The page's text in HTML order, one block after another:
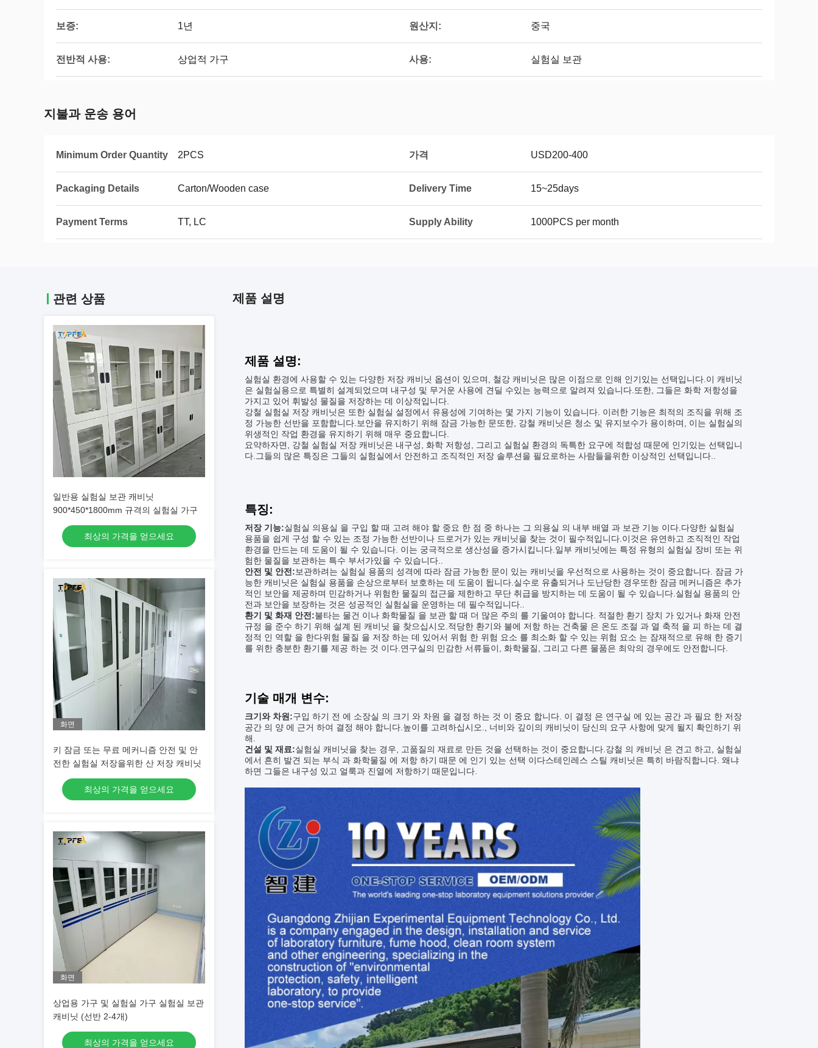
보증: 1년 원산지: 중국
전반적 사용: 상업적 가구 사용: 실험실 보관
지불과 운송 용어
Minimum Order Quantity 2PCS 가격 USD200-400
Packaging Details Carton/Wooden case Delivery Time 15~25days
Payment Terms TT, LC Supply Ability 1000PCS per month
관련 상품
일반용 실험실 보관 캐비닛
900*450*1800mm 규격의 실험실 가구
최상의 가격을 얻으세요
화면
키 잠금 또는 무료 메커니즘 안전 및 안
전한 실험실 저장을위한 산 저장 캐비닛
최상의 가격을 얻으세요
화면
상업용 가구 및 실험실 가구 실험실 보관
캐비닛 (선반 2-4개)
최상의 가격을 얻으세요
제품 설명
제품 설명:
실험실 환경에 사용할 수 있는 다양한 저장 캐비닛 옵션이 있으며, 철강 캐비닛은 많은 이점으로 인해 인기있는 선택입니다.이 캐비닛
은 실험실용으로 특별히 설계되었으며 내구성 및 무거운 사용에 견딜 수있는 능력으로 알려져 있습니다.또한, 그들은 화학 저항성을
가지고 있어 휘발성 물질을 저장하는 데 이상적입니다.
강철 실험실 저장 캐비닛은 또한 실험실 설정에서 유용성에 기여하는 몇 가지 기능이 있습니다. 이러한 기능은 최적의 조직을 위해 조
정 가능한 선반을 포함합니다.보안을 유지하기 위해 잠금 가능한 문또한, 강철 캐비닛은 청소 및 유지보수가 용이하며, 이는 실험실의
위생적인 작업 환경을 유지하기 위해 매우 중요합니다.
요약하자면, 강철 실험실 저장 캐비닛은 내구성, 화학 저항성, 그리고 실험실 환경의 독특한 요구에 적합성 때문에 인기있는 선택입니
다.그들의 많은 특징은 그들의 실험실에서 안전하고 조직적인 저장 솔루션을 필요로하는 사람들을위한 이상적인 선택입니다..
특징:
저장 기능:실험실 의용실 을 구입 할 때 고려 해야 할 중요 한 점 중 하나는 그 의용실 의 내부 배열 과 보관 기능 이다.다양한 실험실
용품을 쉽게 구성 할 수 있는 조정 가능한 선반이나 드로거가 있는 캐비닛을 찾는 것이 필수적입니다.이것은 유연하고 조직적인 작업
환경을 만드는 데 도움이 될 수 있습니다. 이는 궁극적으로 생산성을 증가시킵니다.일부 캐비닛에는 특정 유형의 실험실 장비 또는 위
험한 물질을 보관하는 특수 부서가있을 수 있습니다..
안전 및 안전:보관하려는 실험실 용품의 성격에 따라 잠금 가능한 문이 있는 캐비닛을 우선적으로 사용하는 것이 중요합니다. 잠금 가
능한 캐비닛은 실험실 용품을 손상으로부터 보호하는 데 도움이 됩니다.실수로 유출되거나 도난당한 경우또한 잠금 메커니즘은 추가
적인 보안을 제공하며 민감하거나 위험한 물질의 접근을 제한하고 무단 취급을 방지하는 데 도움이 될 수 있습니다.실험실 용품의 안
전과 보안을 보장하는 것은 성공적인 실험실을 운영하는 데 필수적입니다..
환기 및 화재 안전:불타는 물건 이나 화학물질 을 보관 할 때 더 많은 주의 를 기울여야 합니다. 적절한 환기 장치 가 있거나 화재 안전
규정 을 준수 하기 위해 설계 된 캐비닛 을 찾으십시오.적당한 환기와 불에 저항 하는 건축물 은 온도 조절 과 열 축적 을 피 하는 데 결
정적 인 역할 을 한다위험 물질 을 저장 하는 데 있어서 위험 한 위험 요소 를 최소화 할 수 있는 위험 요소 는 잠재적으로 유해 한 증기
를 위한 충분한 환기를 제공 하는 것 이다.연구실의 민감한 서류들이, 화학물질, 그리고 다른 물품은 최악의 경우에도 안전합니다.
기술 매개 변수:
크기와 차원:구입 하기 전 에 소장실 의 크기 와 차원 을 결정 하는 것 이 중요 합니다. 이 결정 은 연구실 에 있는 공간 과 필요 한 저장
공간 의 양 에 근거 하여 결정 해야 합니다.높이를 고려하십시오., 너비와 깊이의 캐비닛이 당신의 요구 사항에 맞게 될지 확인하기 위
해.
건설 및 재료:실험실 캐비닛을 찾는 경우, 고품질의 재료로 만든 것을 선택하는 것이 중요합니다.강철 의 캐비닛 은 견고 하고, 실험실
에서 흔히 발견 되는 부식 과 화학물질 에 저항 하기 때문 에 인기 있는 선택 이다스테인레스 스틸 캐비닛은 특히 바람직합니다. 왜냐
하면 그들은 내구성 있고 얼룩과 진열에 저항하기 때문입니다.